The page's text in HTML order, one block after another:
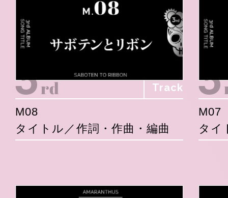
Track
M08
タイトル／作詞・作曲・編曲
M07
タイ